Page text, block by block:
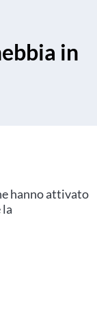
in
hanno attivato
la